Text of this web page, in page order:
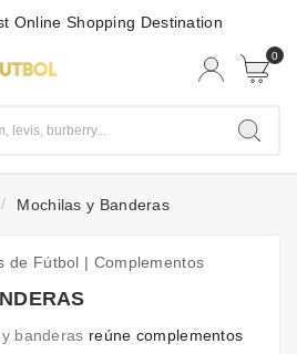
Online Shopping Destination
0
Mochilas y Banderas
banderas reúne complementos